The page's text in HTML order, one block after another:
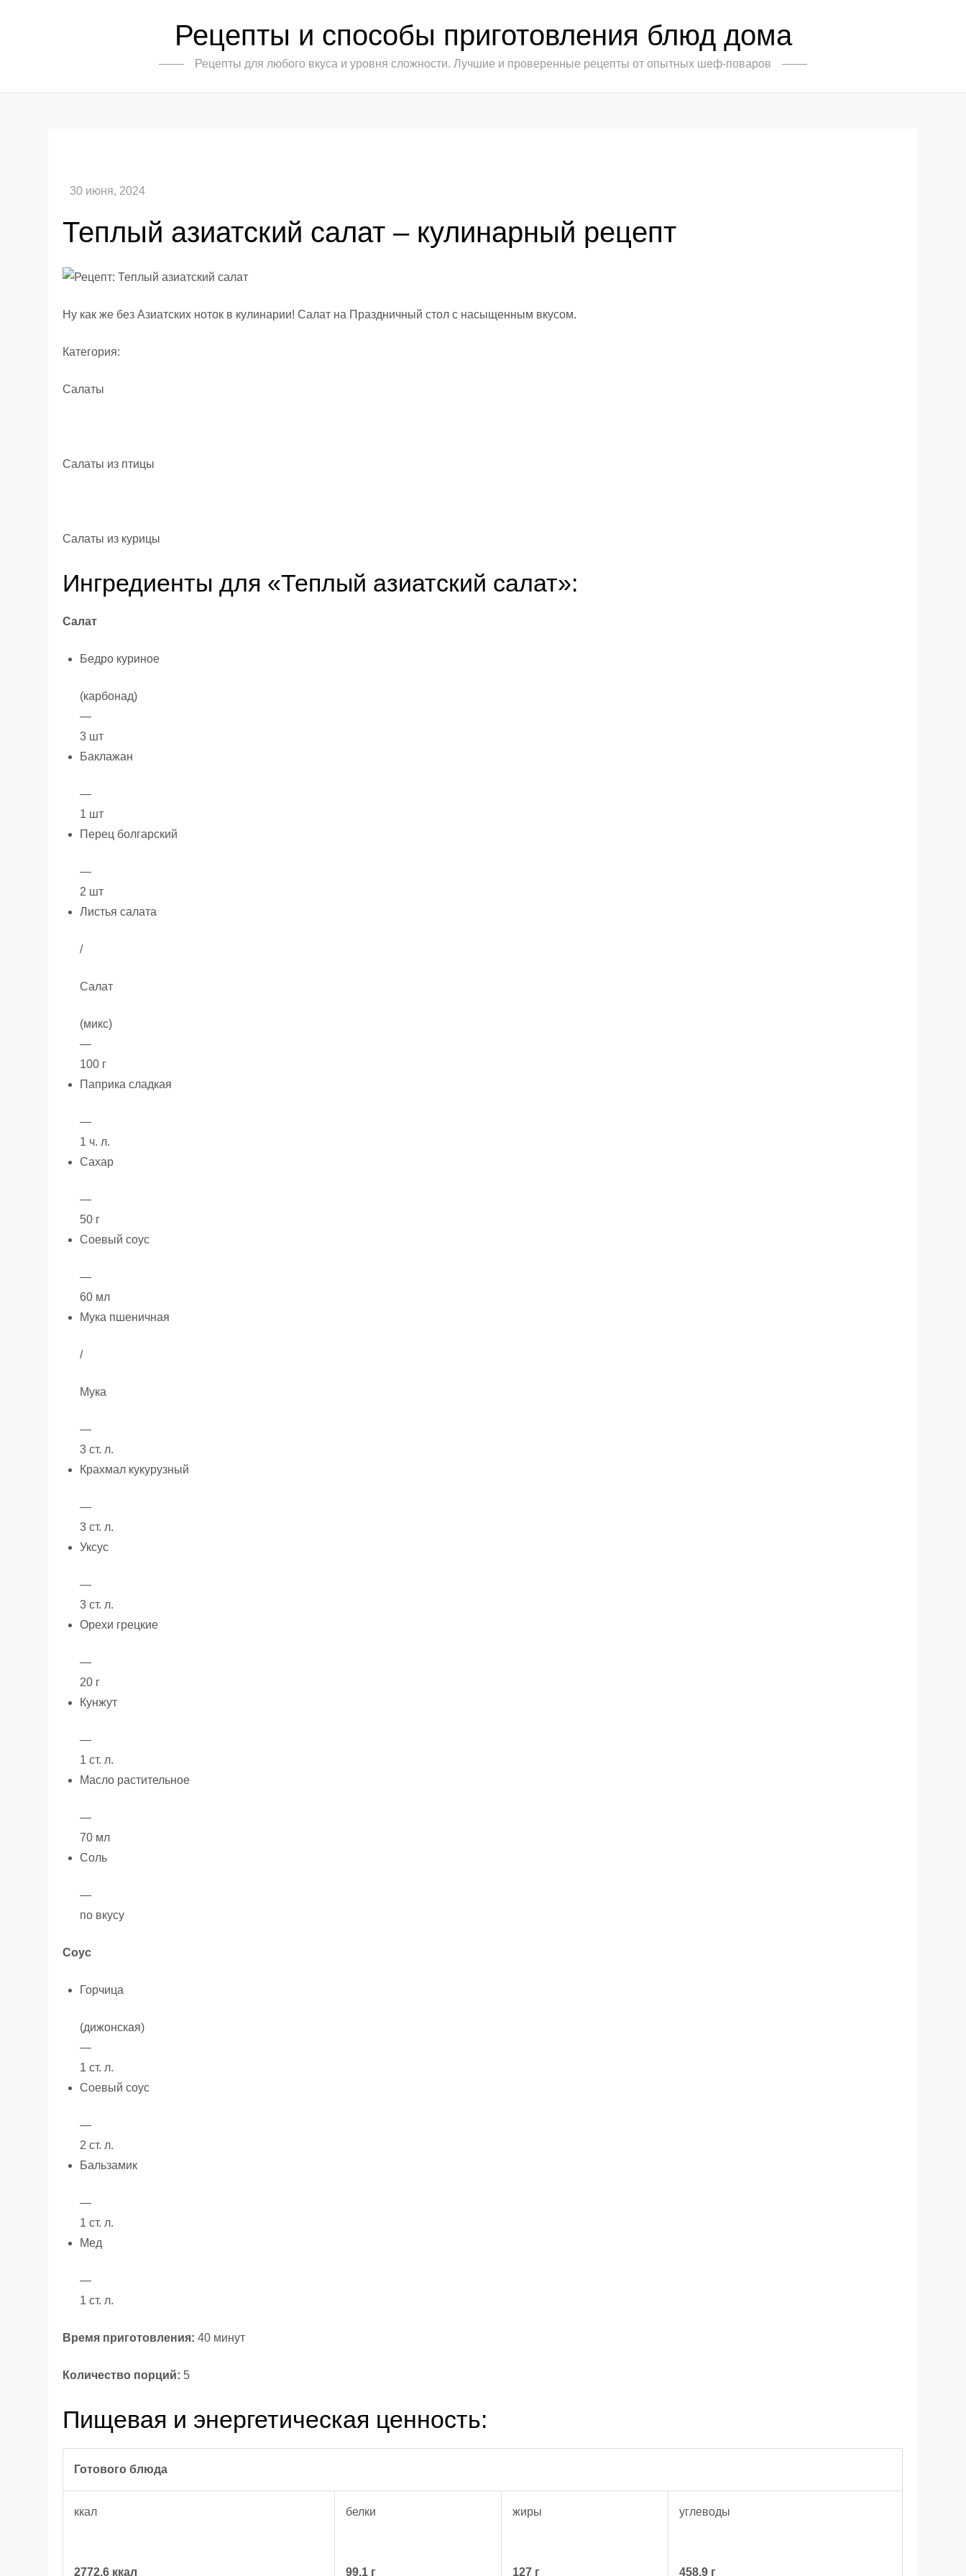
Рецепты и способы приготовления блюд дома
Рецепты для любого вкуса и уровня сложности. Лучшие и проверенные рецепты от опытных шеф-поваров
Теплый азиатский салат – кулинарный рецепт
Ну как же без Азиатских ноток в кулинарии! Салат на Праздничный стол с насыщенным вкусом.
Категория:
Салаты
Салаты из птицы
Салаты из курицы
Ингредиенты для «Теплый азиатский салат»:
Салат
Бедро куриное
(карбонад)
—
3 шт
Баклажан
—
1 шт
Перец болгарский
—
2 шт
Листья салата
/
Салат
(микс)
—
100 г
Паприка сладкая
—
1 ч. л.
Сахар
—
50 г
Соевый соус
—
60 мл
Мука пшеничная
/
Мука
—
3 ст. л.
Крахмал кукурузный
—
3 ст. л.
Уксус
—
3 ст. л.
Орехи грецкие
—
20 г
Кунжут
—
1 ст. л.
Масло растительное
—
70 мл
Соль
—
по вкусу
Соус
Горчица
(дижонская)
—
1 ст. л.
Соевый соус
—
2 ст. л.
Бальзамик
—
1 ст. л.
Мед
—
1 ст. л.
Время приготовления: 40 минут
Количество порций: 5
Пищевая и энергетическая ценность:
Готового блюда
ккал
2772.6 ккал
белки
99.1 г
жиры
127 г
углеводы
458.9 г